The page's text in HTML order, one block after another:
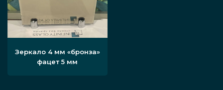
Зеркало 4 мм «бронза»
фацет 5 мм